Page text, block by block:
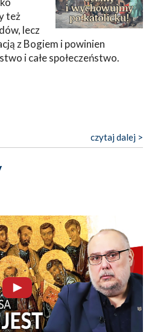
też
lecz
z Bogiem i powinien
i całe społeczeństwo.
czytaj dalej >